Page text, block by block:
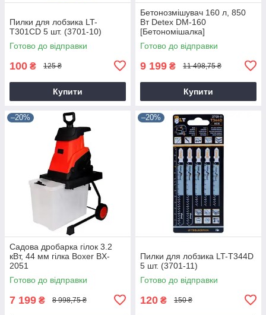
Пилки для лобзика LT-
T301CD 5 шт. (3701-10)
Готово до відправки
100 ₴ 125 ₴
Купити
Бетонозмішувач 160 л, 850
Вт Detex DM-160
[Бетономішалка]
Готово до відправки
9 199 ₴ 11 498,75 ₴
Купити
–20%
Садова дробарка гілок 3.2
кВт, 44 мм гілка Boxer BX-
2051
Готово до відправки
7 199 ₴ 8 998,75 ₴
–20%
Пилки для лобзика LT-T344D
5 шт. (3701-11)
Готово до відправки
120 ₴ 150 ₴